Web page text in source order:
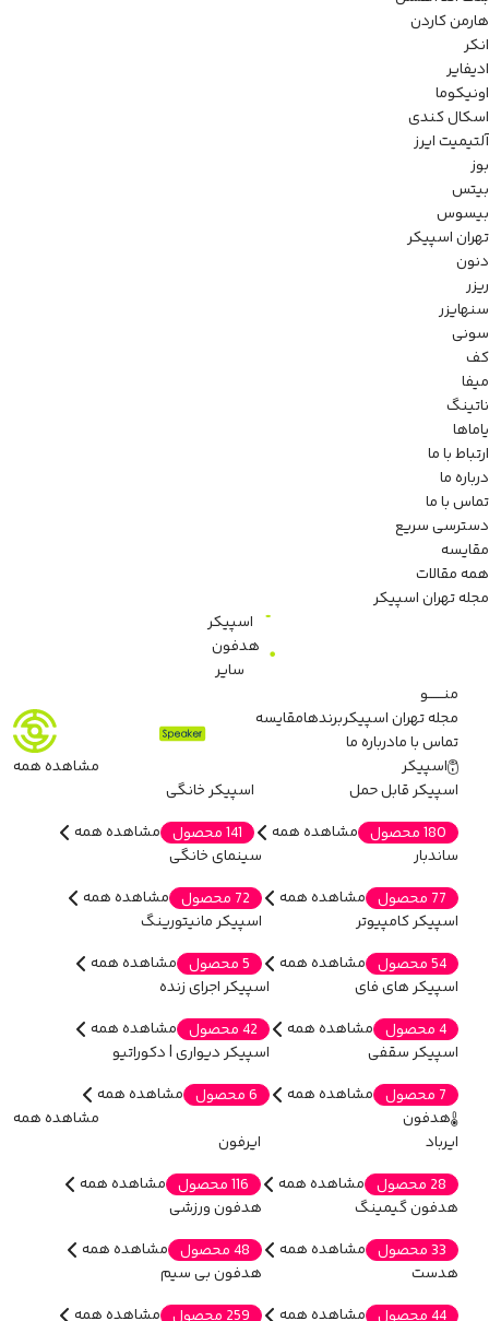
هارمن کاردن
انکر
ادیفایر
اونیکوما
اسکال کندی
آلتیمیت ایرز
بوز
بیتس
بیسوس
تهران اسپیکر
دنون
ریزر
سنهایزر
سونی
کف
میفا
ناتینگ
یاماها
ارتباط با ما
درباره ما
تماس با ما
دسترسی سریع
مقایسه
همه مقالات
مجله تهران اسپیکر
اسپیکر
هدفون
سایر
منـــــــو
مجله تهران اسپیکربرندهامقایسه
تماس با مادرباره ما
اسپیکر
مشاهده همه
اسپیکر قابل حمل
180 محصول
مشاهده همه
اسپیکر خانگی
141 محصول
مشاهده همه
ساندبار
77 محصول
مشاهده همه
سینمای خانگی
72 محصول
مشاهده همه
اسپیکر کامپیوتر
54 محصول
مشاهده همه
اسپیکر مانیتورینگ
5 محصول
مشاهده همه
اسپیکر های فای
4 محصول
مشاهده همه
اسپیکر اجرای زنده
42 محصول
مشاهده همه
اسپیکر سقفی
7 محصول
مشاهده همه
اسپیکر دیواری | دکوراتیو
6 محصول
مشاهده همه
هدفون
مشاهده همه
ایرباد
28 محصول
مشاهده همه
ایرفون
116 محصول
مشاهده همه
هدفون گیمینگ
33 محصول
مشاهده همه
هدفون ورزشی
48 محصول
مشاهده همه
هدست
مشاهده همه
هدفون بی سیم
مشاهده همه